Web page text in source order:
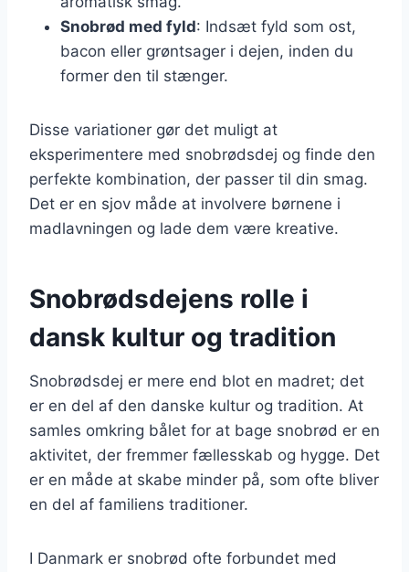
Snobrød med fyld: Indsæt fyld som ost,
bacon eller grøntsager i dejen, inden du
former den til stænger.
Disse variationer gør det muligt at
eksperimentere med snobrødsdej og finde den
perfekte kombination, der passer til din smag.
Det er en sjov måde at involvere børnene i
madlavningen og lade dem være kreative.
Snobrødsdejens rolle i
dansk kultur og tradition
Snobrødsdej er mere end blot en madret; det
er en del af den danske kultur og tradition. At
samles omkring bålet for at bage snobrød er en
aktivitet, der fremmer fællesskab og hygge. Det
er en måde at skabe minder på, som ofte bliver
en del af familiens traditioner.
I Danmark er snobrød ofte forbundet med